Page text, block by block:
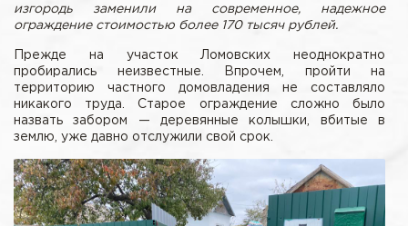
изгородь заменили на современное, надежное
ограждение стоимостью более 170 тысяч рублей.
Прежде на участок Ломовских неоднократно
пробирались неизвестные. Впрочем, пройти на
территорию частного домовладения не составляло
никакого труда. Старое ограждение сложно было
назвать забором — деревянные колышки, вбитые в
землю, уже давно отслужили свой срок.